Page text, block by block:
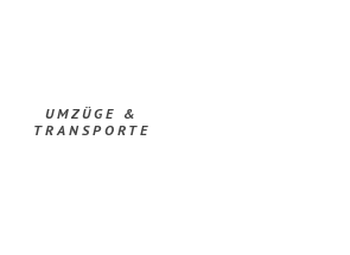
UMZÜGE &
TRANSPORTE